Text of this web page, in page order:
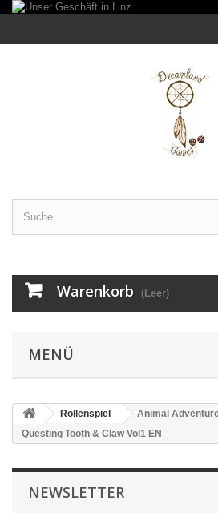
Warenkorb (Leer)
MENÜ
Rollenspiel
Animal
Questing Tooth & Claw Vol1 EN
NEWSLETTER